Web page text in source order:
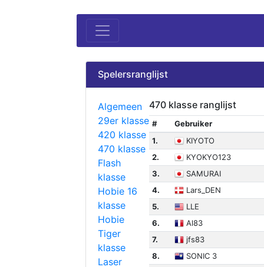
Spelersranglijst
Algemeen
29er klasse
420 klasse
470 klasse
Flash
klasse
Hobie 16
klasse
Hobie
Tiger
klasse
Laser
470 klasse ranglijst
#
Gebruiker
1.
KIYOTO
2.
KYOKYO123
3.
SAMURAI
4.
Lars_DEN
5.
LLE
6.
Al83
7.
jfs83
8.
SONIC 3